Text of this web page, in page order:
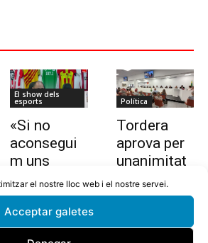
el nostre lloc web i el nostre servei.
Acceptar galetes
El show dels
esports
«Si no
aconsegui
m uns
10.000
euros en
dues
setmanes,
Política
Tordera
aprova per
unanimitat
la nova
ordenança i
nt del